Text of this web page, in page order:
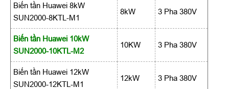
Biến tần Huawei 8kW
SUN2000-8KTL-M1
8kW 3 Pha 380V
Biến tần Huawei 10kW
SUN2000-10KTL-M2
10KW 3 Pha 380V
Biến tần Huawei 12kW
SUN2000-12KTL-M1
12kW 3 Pha 380V